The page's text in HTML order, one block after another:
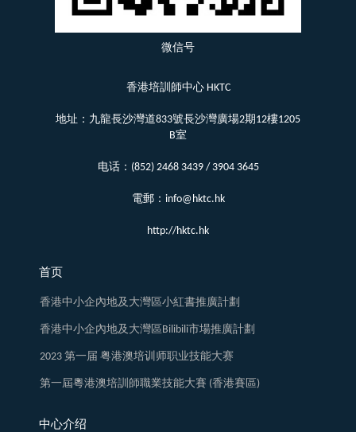
微信号
香港培訓師中心 HKTC
地址：九龍長沙灣道833號長沙灣廣場2期12樓1205
B室
电话：(852) 2468 3439 / 3904 3645
電郵：info@hktc.hk
http://hktc.hk
首页
香港中小企內地及大灣區小紅書推廣計劃
香港中小企內地及大灣區Bilibili市場推廣計劃
2023 第一届 粤港澳培训师职业技能大赛
第一屆粵港澳培訓師職業技能大賽 (香港賽區)
中心介绍